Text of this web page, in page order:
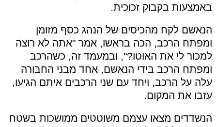
באמצעות בקבוק זכוכית.
הנאשם לקח מהכיסים של הנהג כסף מזומן
ומפתח הרכב, הכה בראשו, אמר "אתה לא רוצה
למכור לי את האוטו?", ובמעמד זה, כשהרכב
ומפתח הרכב בידי הנאשם, אחד מבני החבורה
עלה על הרכב, ויחד עם שני הרכבים איתם הגיעו,
עזבו את המקום.
הנשדדים מצאו עצמם משוטטים ממושכות בשטח